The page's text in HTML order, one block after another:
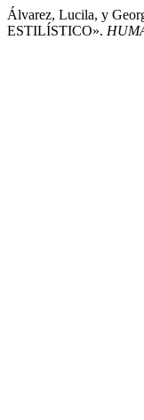
Álvarez, Lucila, y
ESTILÍSTICO».